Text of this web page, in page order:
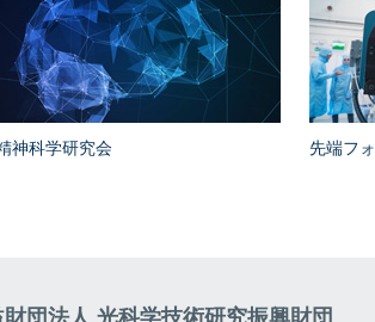
神科学研究会 先端フ
団法人 光科学技術研究振興財団